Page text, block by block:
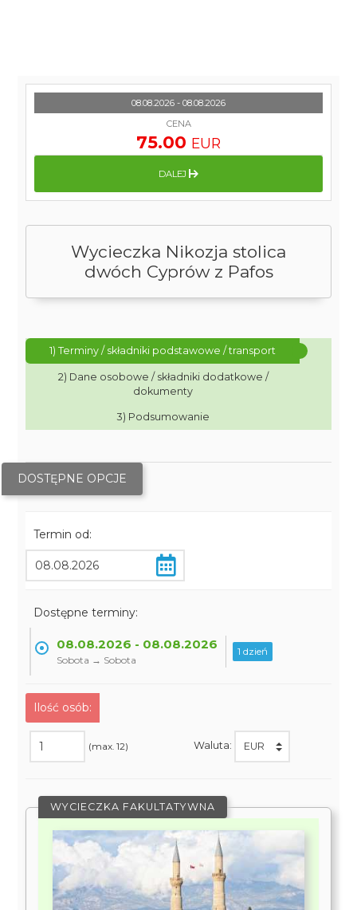
Wycieczka Nikozja stolica
dwóch Cyprów z Pafos
1) Terminy / składniki podstawowe / transport
2) Dane osobowe / składniki dodatkowe /
dokumenty
3) Podsumowanie
DOSTĘPNE OPCJE
Termin od:
Dostępne terminy:
08.08.2026 - 08.08.2026
Sobota → Sobota
1 dzień
Ilość osób:
(max. 12) Waluta:
WYCIECZKA FAKULTATYWNA
08.08.2026 - 08.08.2026
CENA
75.00 EUR
DALEJ